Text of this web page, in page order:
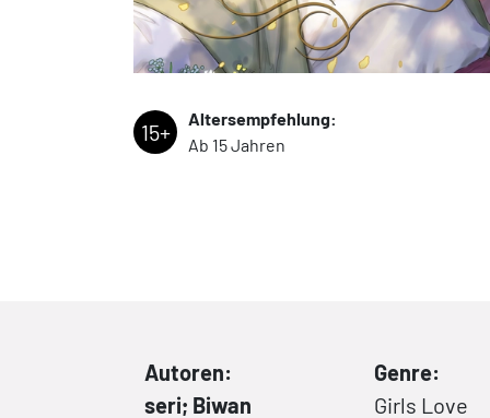
15+
Altersempfehlung:
Ab 15 Jahren
Autoren:
seri; Biwan
Genre:
Girls Love